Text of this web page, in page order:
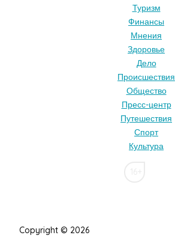
Туризм
Финансы
Мнения
Здоровье
Дело
Происшествия
Общество
Пресс-центр
Путешествия
Спорт
Культура
Copyright © 2026